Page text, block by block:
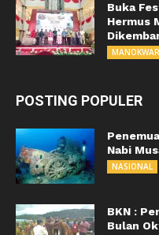
Buka
Hermus
POSTING POPULER
Nabi
NASIONAL
BKN :
Bulan